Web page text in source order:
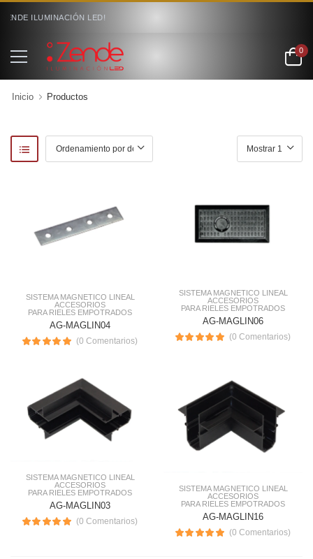
ILUMINACIÓN LED!
0
Inicio Productos
SISTEMA MAGNETICO LINEAL
ACCESORIOS
PARA RIELES EMPOTRADOS
AG-MAGLIN04
(0 Comentarios)
SISTEMA MAGNETICO LINEAL
ACCESORIOS
PARA RIELES EMPOTRADOS
AG-MAGLIN06
(0 Comentarios)
SISTEMA MAGNETICO LINEAL
ACCESORIOS
PARA RIELES EMPOTRADOS
AG-MAGLIN03
(0 Comentarios)
SISTEMA MAGNETICO LINEAL
ACCESORIOS
PARA RIELES EMPOTRADOS
AG-MAGLIN16
(0 Comentarios)